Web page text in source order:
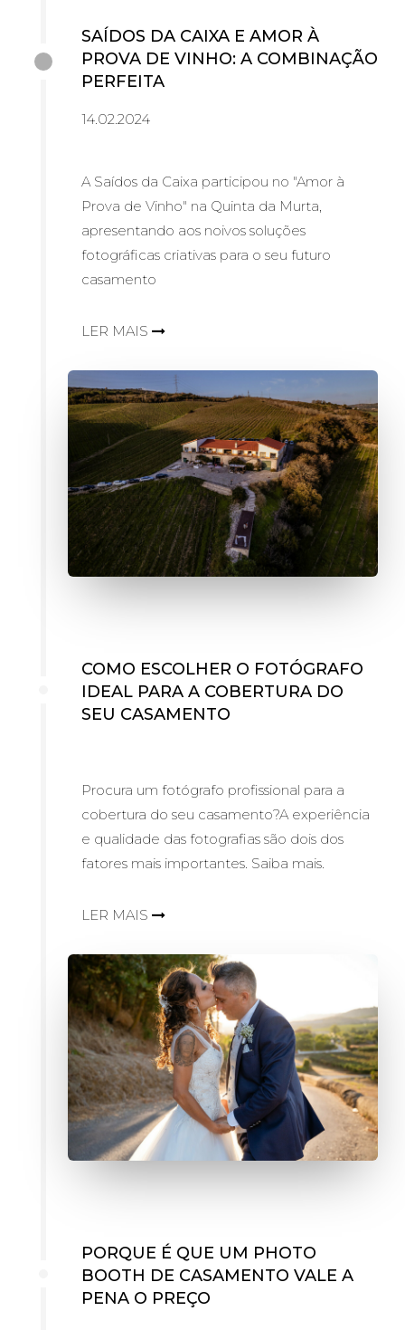
SAÍDOS DA CAIXA E AMOR À
PROVA DE VINHO: A COMBINAÇÃO
PERFEITA
14.02.2024
A Saídos da Caixa participou no "Amor à
Prova de Vinho" na Quinta da Murta,
apresentando aos noivos soluções
fotográficas criativas para o seu futuro
casamento
LER MAIS
COMO ESCOLHER O FOTÓGRAFO
IDEAL PARA A COBERTURA DO
SEU CASAMENTO
Procura um fotógrafo profissional para a
cobertura do seu casamento?A experiência
e qualidade das fotografias são dois dos
fatores mais importantes. Saiba mais.
LER MAIS
PORQUE É QUE UM PHOTO
BOOTH DE CASAMENTO VALE A
PENA O PREÇO